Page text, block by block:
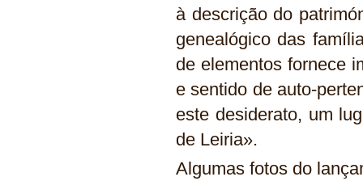
à descrição do
genealógico das
de elementos fornece
e sentido de auto-
este desiderato, um
de Leiria».
Algumas fotos do